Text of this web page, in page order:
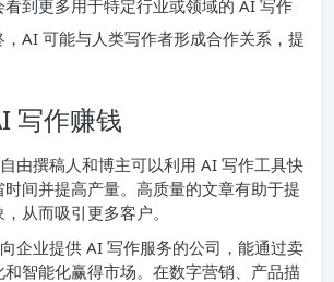
到更多用于特定行业或领域的 AI 写作
AI 可能与人类写作者形成合作关系，提
写作赚钱
自由撰稿人和博主可以利用 AI 写作工具快
间并提高产量。高质量的文章有助于提
从而吸引更多客户。
向企业提供 AI 写作服务的公司，能通过卖
和智能化赢得市场。在数字营销、产品描